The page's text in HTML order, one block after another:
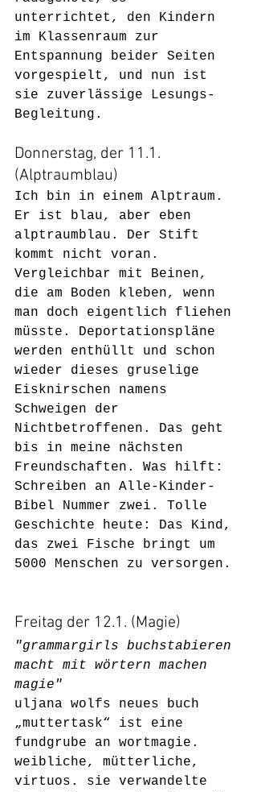
unterrichtet, den Kindern
im Klassenraum zur
Entspannung beider Seiten
vorgespielt, und nun ist
sie zuverlässige Lesungs-
Begleitung.
Donnerstag, der 11.1.
(Alptraumblau)
Ich bin in einem Alptraum.
Er ist blau, aber eben
alptraumblau. Der Stift
kommt nicht voran.
Vergleichbar mit Beinen,
die am Boden kleben, wenn
man doch eigentlich fliehen
müsste. Deportationspläne
werden enthüllt und schon
wieder dieses gruselige
Eisknirschen namens
Schweigen der
Nichtbetroffenen. Das geht
bis in meine nächsten
Freundschaften. Was hilft:
Schreiben an Alle-Kinder-
Bibel Nummer zwei. Tolle
Geschichte heute: Das Kind,
das zwei Fische bringt um
5000 Menschen zu versorgen.
Freitag der 12.1. (Magie)
"grammargirls buchstabieren
macht mit wörtern machen
magie"
uljana wolfs neues buch
„muttertask“ ist eine
fundgrube an wortmagie.
weibliche, mütterliche,
virtuos. sie verwandelte